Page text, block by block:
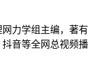
力学组主编，著有
抖音等全网总视频播